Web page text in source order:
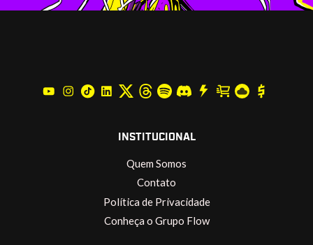
INSTITUCIONAL
Quem Somos
Contato
Política de Privacidade
Conheça o Grupo Flow